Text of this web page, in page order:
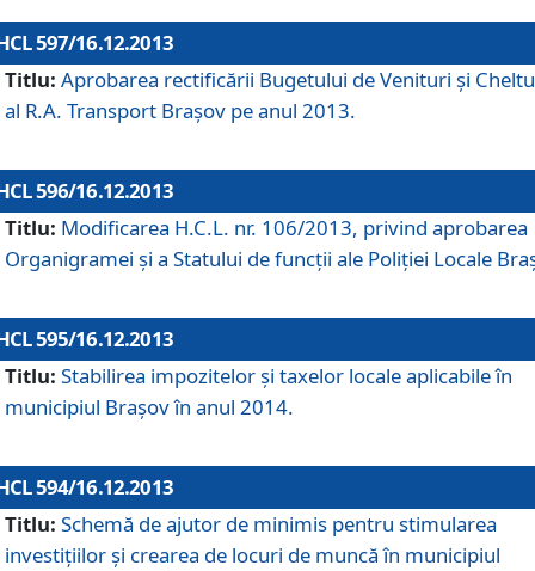
597/16.12.2013
Titlu: Aprobarea rectificării Bugetului de Venituri şi
al R.A. Transport Braşov pe anul 2013.
596/16.12.2013
Titlu: Modificarea H.C.L. nr. 106/2013, privind aprobarea
Organigramei şi a Statului de funcţii ale Poliţiei Locale
595/16.12.2013
Titlu: Stabilirea impozitelor şi taxelor locale aplicabile în
municipiul Braşov în anul 2014.
594/16.12.2013
Titlu: Schemă de ajutor de minimis pentru stimularea
investiţiilor şi crearea de locuri de muncă în municipiul